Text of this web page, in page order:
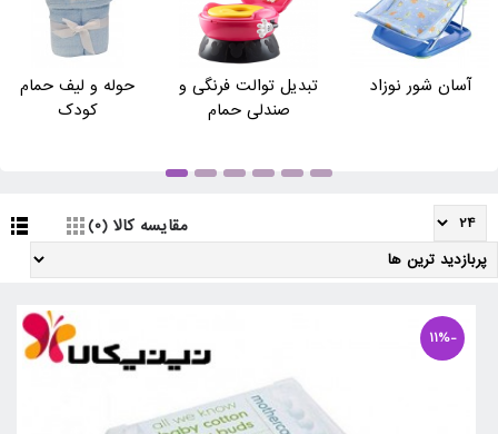
حوله و لیف حمام
کودک
تبدیل توالت فرنگی و
صندلی حمام
آسان شور نوزاد
مقایسه کالا (0)
-11%